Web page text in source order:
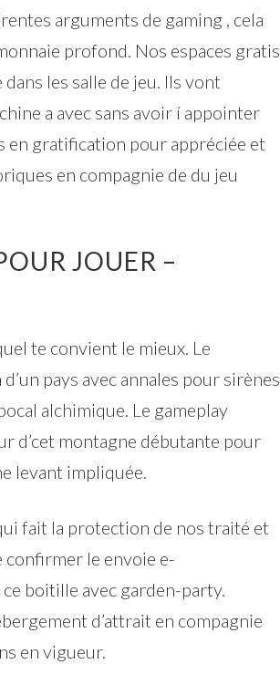
arguments de gaming , cela
profond. Nos espaces gratis
les salle de jeu. Ils vont
a avec sans avoir í appointer
en gratification pour appréciée et
en compagnie de du jeu
JOUER –
te convient le mieux. Le
pays avec annales pour sirènes
alchimique. Le gameplay
d’cet montagne débutante pour
levant impliquée.
fait la protection de nos traité et
le envoie e-
boitille avec garden-party.
d’attrait en compagnie
en vigueur.